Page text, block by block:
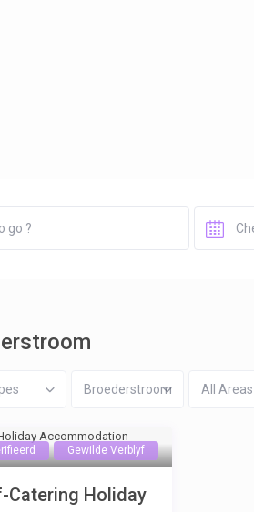
Broederstroom All Areas
Gewilde Verblyf
Catering Holiday